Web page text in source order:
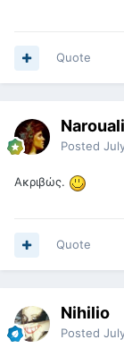
Quote
Posted
Ακριβώς.
Quote
Nihilio
Posted